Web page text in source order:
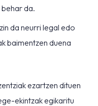
da.
da neurri legal edo
baimentzen duena
ezartzen dituen
ekintzak egikaritu